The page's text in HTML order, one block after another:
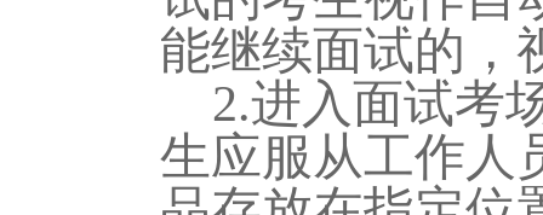
能继续面试的，
2.进入面试考
生应服从工作人